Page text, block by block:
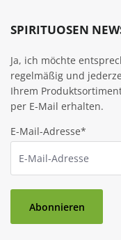
SPIRITUOSEN
Ja, ich möchte
regelmäßig und
Ihrem
per E-Mail erhalten.
E-Mail-Adresse*
Abonnieren